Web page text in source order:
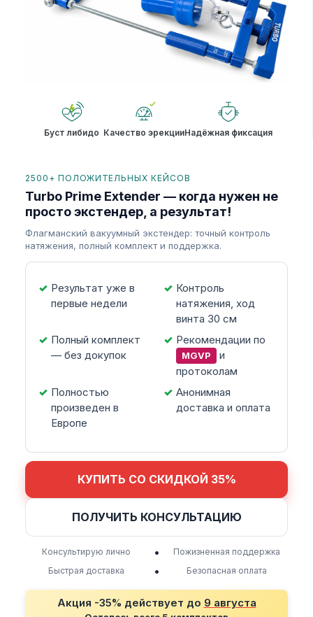
Буст либидо Качество эрекцииНадёжная фиксация
2500+ ПОЛОЖИТЕЛЬНЫХ КЕЙСОВ
Turbo Prime Extender — когда нужен не
просто экстендер, а результат!
Флагманский вакуумный экстендер: точный контроль
натяжения, полный комплект и поддержка.
Результат уже в
первые недели
Контроль
натяжения, ход
винта 30 см
Полный комплект
— без докупок
Рекомендации по
MGVP
и
протоколам
Полностью
произведен в
Европе
Анонимная
доставка и оплата
КУПИТЬ СО СКИДКОЙ 35%
ПОЛУЧИТЬ КОНСУЛЬТАЦИЮ
Консультирую лично •
Пожизненная поддержка
Быстрая доставка
• Безопасная оплата
Акция -35% действует до 9 августа